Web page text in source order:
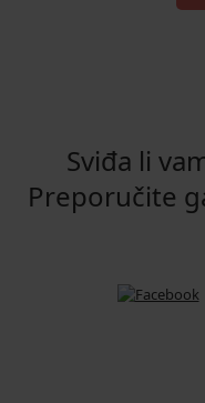
Sviđa li
Preporučite